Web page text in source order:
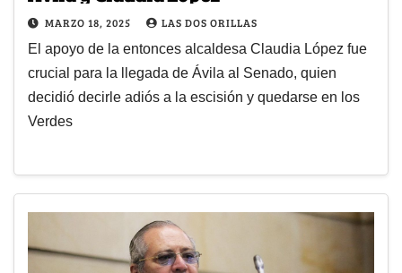
MARZO 18, 2025 LAS DOS ORILLAS
El apoyo de la entonces alcaldesa Claudia López fue
crucial para la llegada de Ávila al Senado, quien
decidió decirle adiós a la escisión y quedarse en los
Verdes